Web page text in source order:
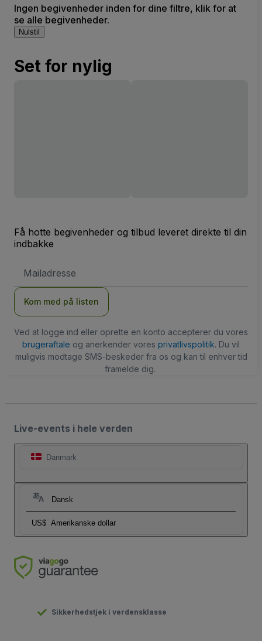
Ingen begivenheder inden for dine filtre, klik for at
se alle begivenheder.
Nulstil
Set for nylig
Få hotte begivenheder og tilbud leveret direkte til din
indbakke
adresse
Kom med på listen
Ved at logge ind eller oprette en konto accepterer du vores
brugeraftale og anerkender vores privatlivspolitik. Du vil
muligvis modtage SMS-beskeder fra os og kan til enhver tid
framelde dig.
Live-events i hele verden
Danmark
Dansk
US$ Amerikanske dollar
Sikkerhedstjek i verdensklasse